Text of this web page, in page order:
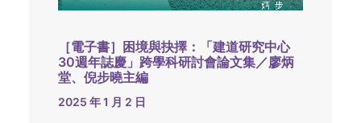
［電子書］困境與抉擇：「建道研究中心
30週年誌慶」跨學科研討會論文集／廖炳
堂、倪步曉主編
2025 年 1 月 2 日